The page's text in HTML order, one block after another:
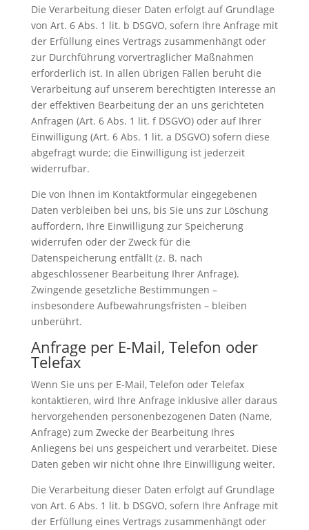
Die Verarbeitung dieser Daten erfolgt auf Grundlage
von Art. 6 Abs. 1 lit. b DSGVO, sofern Ihre Anfrage mit
der Erfüllung eines Vertrags zusammenhängt oder
zur Durchführung vorvertraglicher Maßnahmen
erforderlich ist. In allen übrigen Fällen beruht die
Verarbeitung auf unserem berechtigten Interesse an
der effektiven Bearbeitung der an uns gerichteten
Anfragen (Art. 6 Abs. 1 lit. f DSGVO) oder auf Ihrer
Einwilligung (Art. 6 Abs. 1 lit. a DSGVO) sofern diese
abgefragt wurde; die Einwilligung ist jederzeit
widerrufbar.
Die von Ihnen im Kontaktformular eingegebenen
Daten verbleiben bei uns, bis Sie uns zur Löschung
auffordern, Ihre Einwilligung zur Speicherung
widerrufen oder der Zweck für die
Datenspeicherung entfällt (z. B. nach
abgeschlossener Bearbeitung Ihrer Anfrage).
Zwingende gesetzliche Bestimmungen –
insbesondere Aufbewahrungsfristen – bleiben
unberührt.
Anfrage per E-Mail, Telefon oder
Telefax
Wenn Sie uns per E-Mail, Telefon oder Telefax
kontaktieren, wird Ihre Anfrage inklusive aller daraus
hervorgehenden personenbezogenen Daten (Name,
Anfrage) zum Zwecke der Bearbeitung Ihres
Anliegens bei uns gespeichert und verarbeitet. Diese
Daten geben wir nicht ohne Ihre Einwilligung weiter.
Die Verarbeitung dieser Daten erfolgt auf Grundlage
von Art. 6 Abs. 1 lit. b DSGVO, sofern Ihre Anfrage mit
der Erfüllung eines Vertrags zusammenhängt oder